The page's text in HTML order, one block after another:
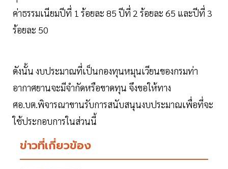
ค่าธรรมเนียมปีที่ 1 ร้อยละ 85 ปีที่ 2 ร้อยละ 65 และปีที่ 3
ร้อยละ 50
ดังนั้น งบประมาณที่เป็นกองทุนหมุนเวียนของกรมท่า
อากาศยานจะมีจำกัดหรือขาดทุน จึงขอให้ทาง
ศอ.บต.พิจารณาขานรับการสนับสนุนงบประมาณเพื่อที่จะ
ใช้ประกอบการในส่วนนี้
ข่าวที่เกี่ยวข้อง